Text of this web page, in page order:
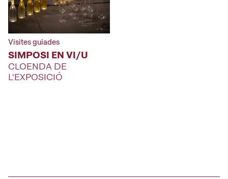
Visites guiades
SIMPOSI EN VI/U
CLOENDA DE
L'EXPOSICIÓ